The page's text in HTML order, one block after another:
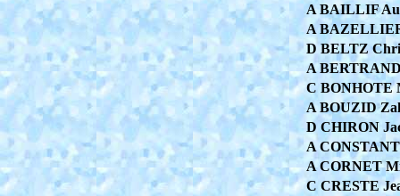
A BAILLIF
A
D BELTZ
A
C BONHOTE
A BOUZID
D CHIRON
A
A CORNET
C CRESTE